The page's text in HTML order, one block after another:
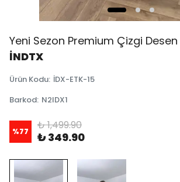
Yeni Sezon Premium Çizgi
İNDTX
Ürün Kodu: İDX-ETK-15
Barkod: N2IDX1
%77 ₺ 1,499.90
₺ 349.90